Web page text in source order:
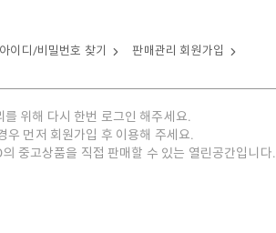
아이디/비밀번호 찾기 판매관리 회원가입
를 위해 다시 한번 로그인 해주세요.
우 먼저 회원가입 후 이용해 주세요.
중고상품을 직접 판매할 수 있는 열린공간입니다.